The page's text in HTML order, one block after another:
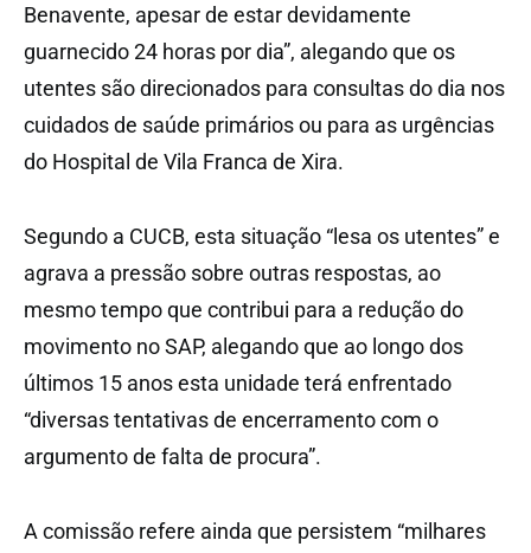
Benavente, apesar de estar devidamente
guarnecido 24 horas por dia”, alegando que os
utentes são direcionados para consultas do dia nos
cuidados de saúde primários ou para as urgências
do Hospital de Vila Franca de Xira.
Segundo a CUCB, esta situação “lesa os utentes” e
agrava a pressão sobre outras respostas, ao
mesmo tempo que contribui para a redução do
movimento no SAP, alegando que ao longo dos
últimos 15 anos esta unidade terá enfrentado
“diversas tentativas de encerramento com o
argumento de falta de procura”.
A comissão refere ainda que persistem “milhares